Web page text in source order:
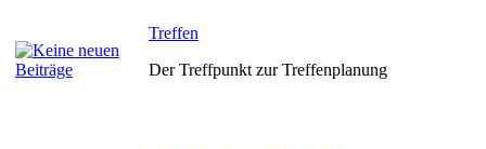
Treffen
Der Treffpunkt zur Treffenplanung